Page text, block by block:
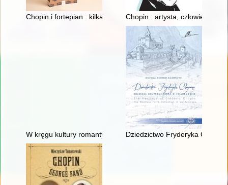
Chopin i fortepian : kilka uwag o relacji człowieka z
Chopin : artysta, człowiek
W kręgu kultury romantycznej. W 200-lecie urodzin
Dziedzictwo Fryderyka